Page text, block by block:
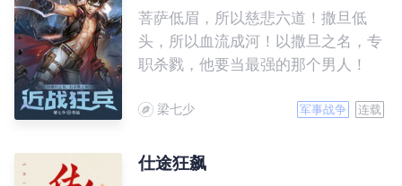
菩萨低眉，所以慈悲六道！撒旦低
头，所以血流成河！以撒旦之名，专
职杀戮，他要当最强的那个男人！
梁七少 军事战争 连载
仕途狂飙